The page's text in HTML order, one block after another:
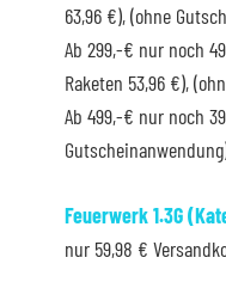
63,96 €), (ohne
Ab 299,-€ nur noch
Raketen 53,96 €),
Ab 499,-€ nur noch
Feuerwerk 1.3G
nur 59,98 €